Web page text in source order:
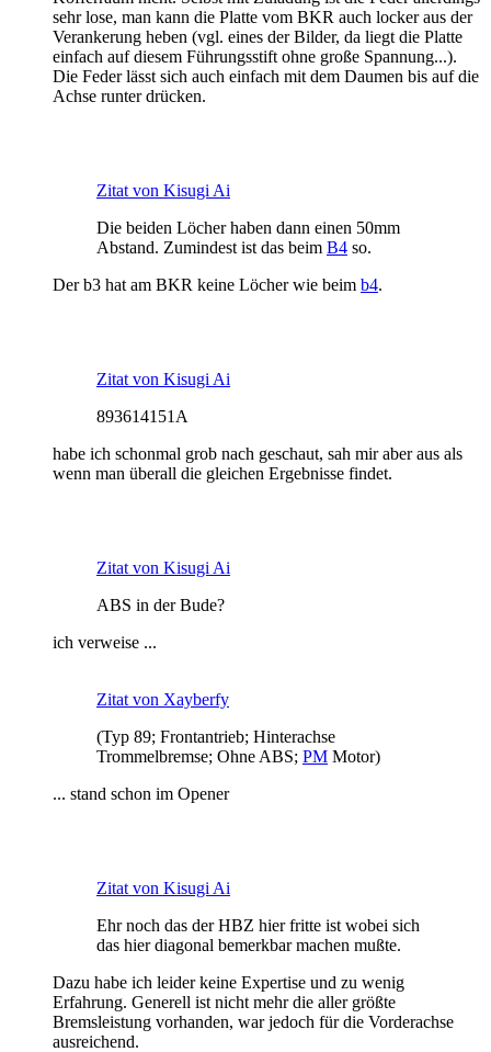
sehr lose, man kann die Platte vom BKR auch locker aus der
Verankerung heben (vgl. eines der Bilder, da liegt die Platte
einfach auf diesem Führungsstift ohne große Spannung...).
Die Feder lässt sich auch einfach mit dem Daumen bis auf die
Achse runter drücken.
Zitat von Kisugi Ai
Die beiden Löcher haben dann einen 50mm
Abstand. Zumindest ist das beim B4 so.
Der b3 hat am BKR keine Löcher wie beim b4.
Zitat von Kisugi Ai
893614151A
habe ich schonmal grob nach geschaut, sah mir aber aus als
wenn man überall die gleichen Ergebnisse findet.
Zitat von Kisugi Ai
ABS in der Bude?
ich verweise ...
Zitat von Xayberfy
(Typ 89; Frontantrieb; Hinterachse
Trommelbremse; Ohne ABS; PM Motor)
... stand schon im Opener
Zitat von Kisugi Ai
Ehr noch das der HBZ hier fritte ist wobei sich
das hier diagonal bemerkbar machen mußte.
Dazu habe ich leider keine Expertise und zu wenig
Erfahrung. Generell ist nicht mehr die aller größte
Bremsleistung vorhanden, war jedoch für die Vorderachse
ausreichend.